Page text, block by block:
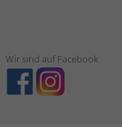
Wir sind auf Facebook